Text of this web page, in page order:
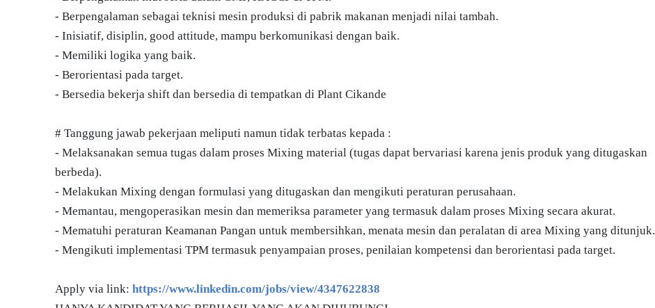
- Berpengalaman sebagai teknisi mesin produksi di pabrik makanan menjadi nilai tambah.
- Inisiatif, disiplin, good attitude, mampu berkomunikasi dengan baik.
- Memiliki logika yang baik.
- Berorientasi pada target.
- Bersedia bekerja shift dan bersedia di tempatkan di Plant Cikande
# Tanggung jawab pekerjaan meliputi namun tidak terbatas kepada :
- Melaksanakan semua tugas dalam proses Mixing material (tugas dapat bervariasi karena jenis produk yang ditugaskan
berbeda).
- Melakukan Mixing dengan formulasi yang ditugaskan dan mengikuti peraturan perusahaan.
- Memantau, mengoperasikan mesin dan memeriksa parameter yang termasuk dalam proses Mixing secara akurat.
- Mematuhi peraturan Keamanan Pangan untuk membersihkan, menata mesin dan peralatan di area Mixing yang ditunjuk.
- Mengikuti implementasi TPM termasuk penyampaian proses, penilaian kompetensi dan berorientasi pada target.
Apply via link:https://www.linkedin.com/jobs/view/4347622838